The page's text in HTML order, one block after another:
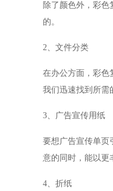
除了颜色外，彩色
的。
2、文件分类
在办公方面，彩色
我们迅速找到所需
3、广告宣传用纸
要想广告宣传单页
意的同时，能以更
4、折纸